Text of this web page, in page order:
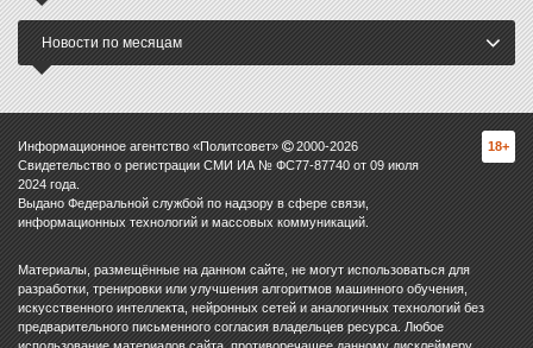
Новости по месяцам
Информационное агентство «Политсовет» 2000-2026
Свидетельство о регистрации СМИ ИА № ФС77-87740 от 09 июля
2024 года.
Выдано Федеральной службой по надзору в сфере связи,
информационных технологий и массовых коммуникаций.
18+
Материалы, размещённые на данном сайте, не могут использоваться для
разработки, тренировки или улучшения алгоритмов машинного обучения,
искусственного интеллекта, нейронных сетей и аналогичных технологий без
предварительного письменного согласия владельцев ресурса. Любое